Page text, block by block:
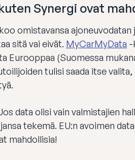
Synergi ovat
omistavansa
sitä vai eivät. MyCarMyData -
Eurooppaa (Suomessa
tulisi saada itse
data olisi vain valmistajien
tekemä. EU:n avoimen
mahdollisia!